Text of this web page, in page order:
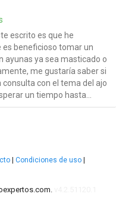
escrito es que he
es beneficioso tomar un
ayunas ya sea masticado o
me gustaría saber si
consulta con el tema del ajo
un tiempo hasta...
| Condiciones de uso |